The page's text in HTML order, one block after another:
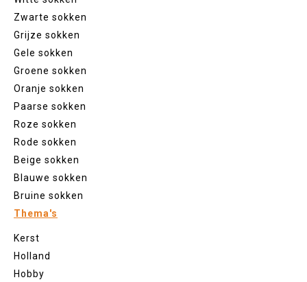
Zwarte sokken
Grijze sokken
Gele sokken
Groene sokken
Oranje sokken
Paarse sokken
Roze sokken
Rode sokken
Beige sokken
Blauwe sokken
Bruine sokken
Thema's
Kerst
Holland
Hobby